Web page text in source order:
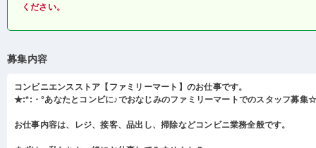
ください。
募集内容
コンビニエンスストア【ファミリーマート】のお仕事です。
★:*:・°あなたとコンビに♪でおなじみのファミリーマートでのスタッフ募集
お仕事内容は、レジ、接客、品出し、掃除などコンビニ業務全般です。